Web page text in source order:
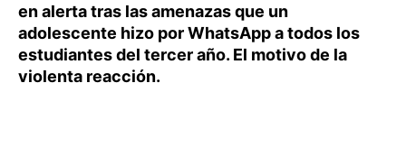
en alerta tras las amenazas que un
adolescente hizo por WhatsApp a todos los
estudiantes del tercer año. El motivo de la
violenta reacción.